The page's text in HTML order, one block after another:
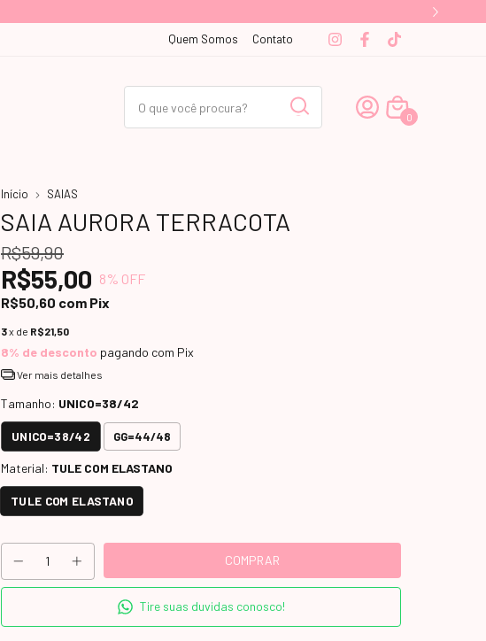
Quem Somos Contato
0
Início SAIAS
SAIA AURORA TERRACOTA
R$59,90
R$55,00 8% OFF
R$50,60 com Pix
3x de R$21,50
8% de desconto pagando com Pix
Ver mais detalhes
Tamanho: UNICO=38/42
UNICO=38/42 GG=44/48
Material: TULE COM ELASTANO
TULE COM ELASTANO
Tire suas duvidas conosco!